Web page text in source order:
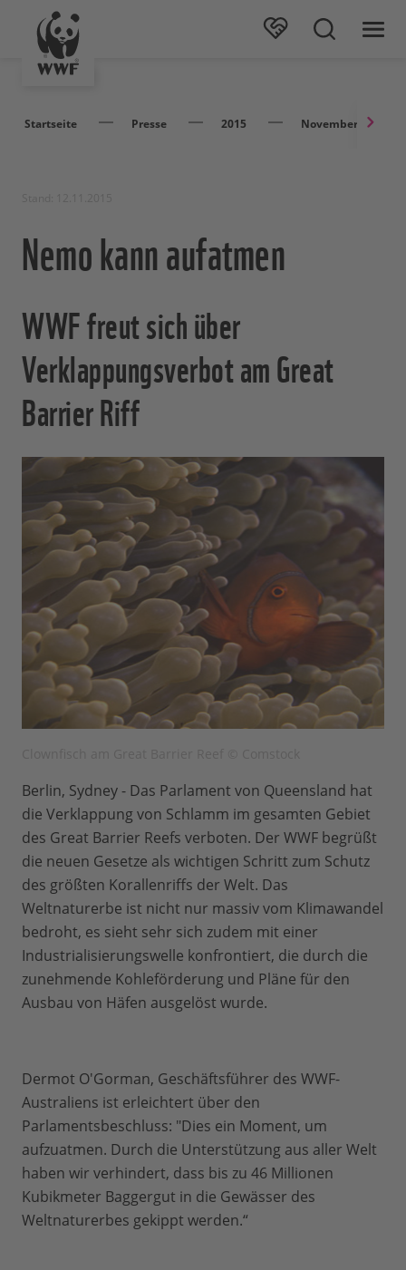
Startseite Presse 2015 November
Nemo kann aufatmen
WWF freut sich über
Verklappungsverbot am Great
Barrier Riff
Berlin, Sydney - Das Parlament von Queensland hat
die Verklappung von Schlamm im gesamten Gebiet
des Great Barrier Reefs verboten. Der WWF begrüßt
die neuen Gesetze als wichtigen Schritt zum Schutz
des größten Korallenriffs der Welt. Das
Weltnaturerbe ist nicht nur massiv vom Klimawandel
bedroht, es sieht sehr sich zudem mit einer
Industrialisierungswelle konfrontiert, die durch die
zunehmende Kohleförderung und Pläne für den
Ausbau von Häfen ausgelöst wurde.
Dermot O'Gorman, Geschäftsführer des WWF-
Australiens ist erleichtert über den
Parlamentsbeschluss: "Dies ein Moment, um
aufzuatmen. Durch die Unterstützung aus aller Welt
haben wir verhindert, dass bis zu 46 Millionen
Kubikmeter Baggergut in die Gewässer des
Weltnaturerbes gekippt werden.“